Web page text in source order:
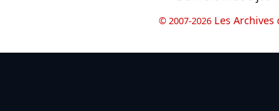
© 2007-2026 Les Archives